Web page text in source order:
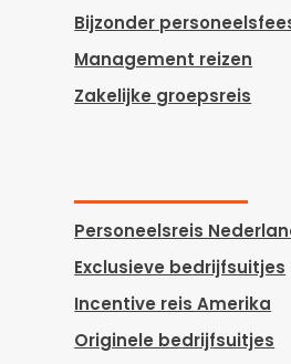
Bijzonder
Management reizen
Zakelijke groepsreis
Personeelsreis
Exclusieve bedrijfsuitjes
Incentive reis Amerika
Originele bedrijfsuitjes